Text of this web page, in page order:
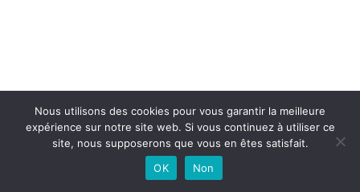
Nous utilisons des cookies pour vous garantir la meilleure
expérience sur notre site web. Si vous continuez à utiliser ce
site, nous supposerons que vous en êtes satisfait.
OK
Non